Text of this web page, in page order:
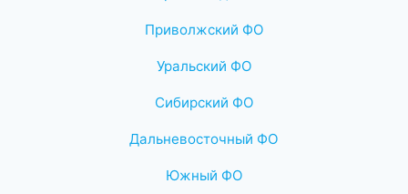
Приволжский ФО
Уральский ФО
Сибирский ФО
Дальневосточный ФО
Южный ФО